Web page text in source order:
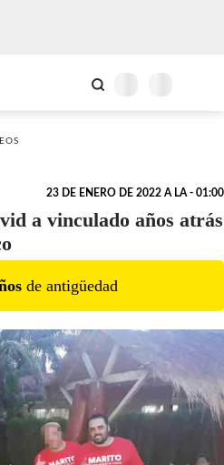
23 DE ENERO DE 2022 A LA - 01:00
a vinculado años atrás
s de antigüedad